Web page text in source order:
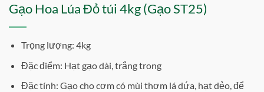
Gạo Hoa Lúa Đỏ túi 4kg (Gạo ST25)
Trọng lượng: 4kg
Đặc điểm: Hạt gạo dài, trắng trong
Đặc tính: Gạo cho cơm có mùi thơm lá dứa, hạt dẻo, để